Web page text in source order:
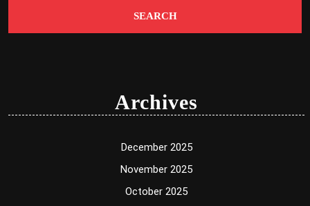
Archives
December 2025
November 2025
October 2025